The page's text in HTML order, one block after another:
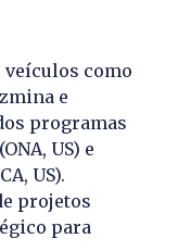
como
e
programas
US) e
US).
projetos
para